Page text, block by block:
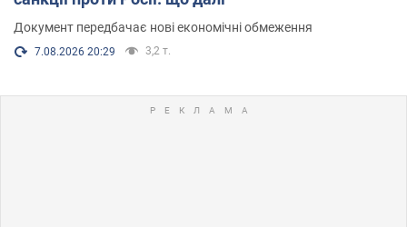
Документ передбачає нові економічні обмеження
7.08.2026 20:29 3,2 т.